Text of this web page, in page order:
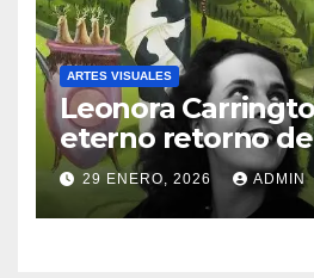
ARTES VISUALES
Leonora
eterno retorno
a la capital
29 ENERO, 2026 ADMIN